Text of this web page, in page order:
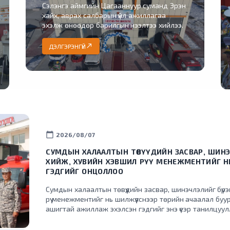
Сэлэнгэ аймгийн Цагааннуур суманд Эрэн
хайх, аврах салбарын үйл ажиллагаа
эхэлж өнөөдөр барилгын нээлтээ хийлээ.
ДЭЛГЭРЭНГҮЙ north_east
calendar_today 2026/08/07
СУМДЫН ХАЛААЛТЫН ТӨВҮҮДИЙН ЗАСВАР,
ХИЙЖ, ХУВИЙН ХЭВШИЛ РҮҮ МЕНЕЖМЕНТИЙГ
ГЭДГИЙГ ОНЦОЛЛОО
Сумдын халаалтын төвүүдийн засвар, шинэчлэлийг
рүү менежментийг нь шилжүүлснээр төрийн ачаалал
ашигтай ажиллаж эхэлсэн гэдгийг энэ үеэр